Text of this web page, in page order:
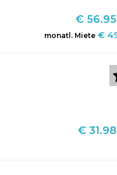
€
monatl. Miete€
€